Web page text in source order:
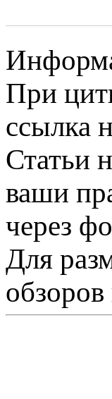
При
ссылка
Статьи
ваши
через
Для